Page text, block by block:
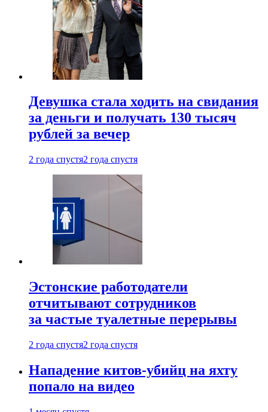
Девушка стала ходить на свидания
за деньги и получать 130 тысяч
рублей за вечер
2 года спустя2 года спустя
Эстонские работодатели
отчитывают сотрудников
за частые туалетные перерывы
2 года спустя2 года спустя
Нападение китов-убийц на яхту
попало на видео